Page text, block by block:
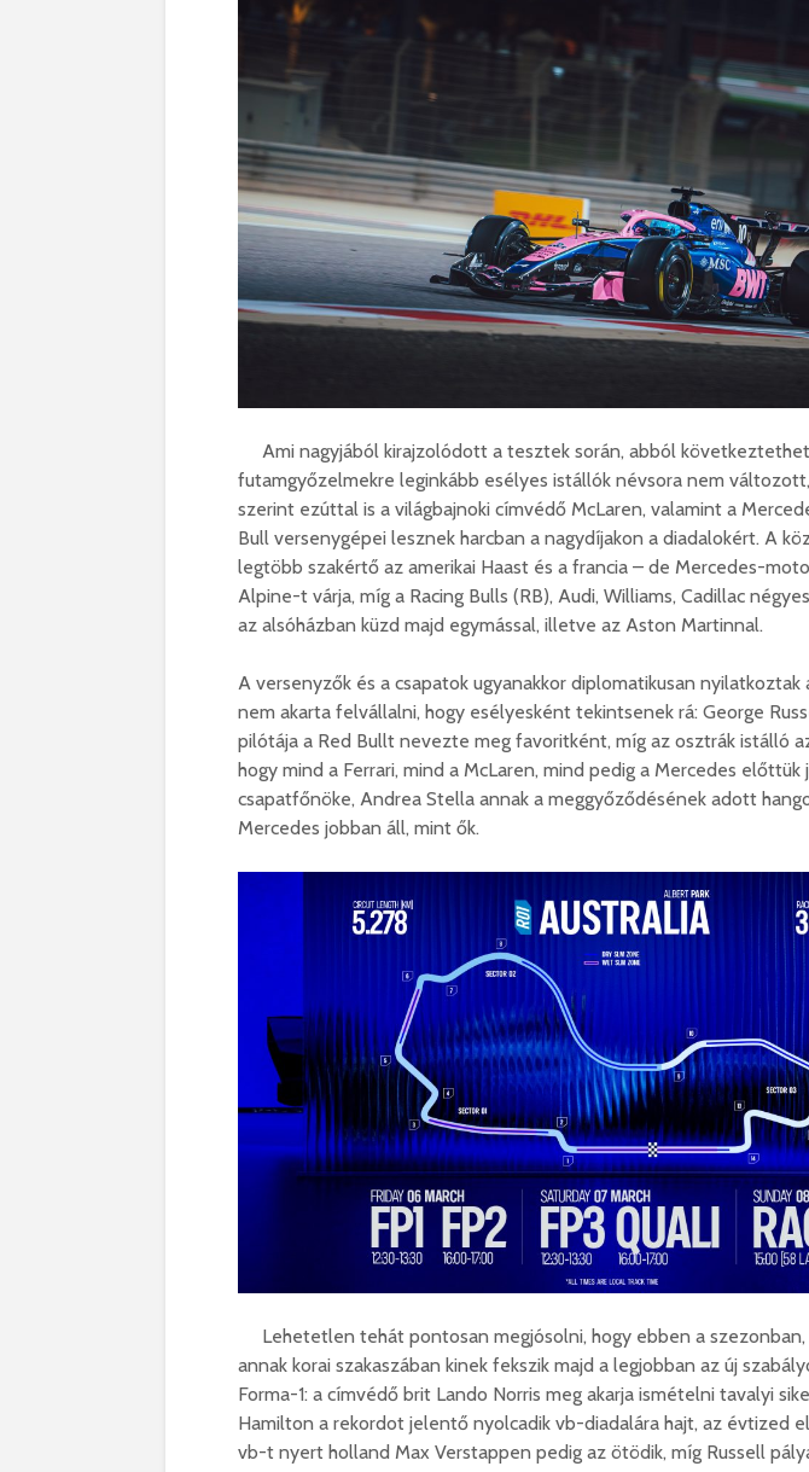
Ami nagyjából kirajzolódott a tesztek során, abból
futamgyőzelmekre leginkább esélyes istállók névsora nem
szerint ezúttal is a világbajnoki címvédő McLaren, valamint a
Bull versenygépei lesznek harcban a nagydíjakon a diadalokért. A
legtöbb szakértő az amerikai Haast és a francia – de Mercedes-
Alpine-t várja, míg a Racing Bulls (RB), Audi, Williams, Cadillac
az alsóházban küzd majd egymással, illetve az Aston Martinnal.
A versenyzők és a csapatok ugyanakkor diplomatikusan nyilatkoztak
nem akarta felvállalni, hogy esélyesként tekintsenek rá: George
pilótája a Red Bullt nevezte meg favoritként, míg az osztrák istálló
hogy mind a Ferrari, mind a McLaren, mind pedig a Mercedes előttük
csapatfőnöke, Andrea Stella annak a meggyőződésének adott
Mercedes jobban áll, mint ők.
Lehetetlen tehát pontosan megjósolni, hogy ebben a szezonban,
annak korai szakaszában kinek fekszik majd a legjobban az új
Forma-1: a címvédő brit Lando Norris meg akarja ismételni tavalyi
Hamilton a rekordot jelentő nyolcadik vb-diadalára hajt, az évtized
vb-t nyert holland Max Verstappen pedig az ötödik, míg Russell